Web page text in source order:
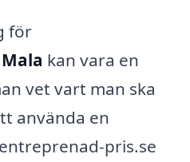
för
kan vara en
vet vart man ska
använda en
pris.se